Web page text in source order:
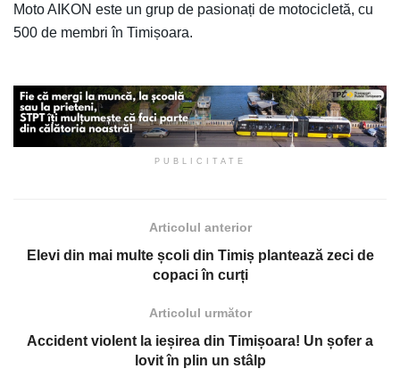
Moto AIKON este un grup de pasionați de motocicletă, cu
500 de membri în Timișoara.
PUBLICITATE
Articolul anterior
Elevi din mai multe școli din Timiș plantează zeci de
copaci în curți
Articolul următor
Accident violent la ieșirea din Timișoara! Un șofer a
lovit în plin un stâlp